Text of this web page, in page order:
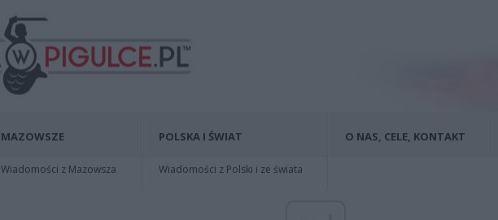
MAZOWSZE
Wiadomości z Mazowsza
POLSKA I ŚWIAT
Wiadomości z Polski i ze świata
O NAS, CELE, KONTAKT